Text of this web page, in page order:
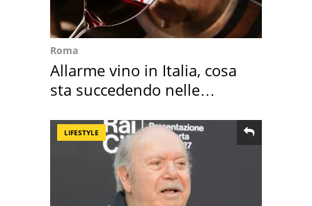
Roma
Allarme vino in Italia, cosa
sta succedendo nelle
LIFESTYLE